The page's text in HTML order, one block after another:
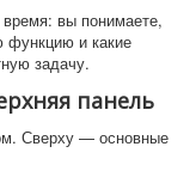
вы понимаете,
функцию и какие
задачу.
панель
Сверху — основные